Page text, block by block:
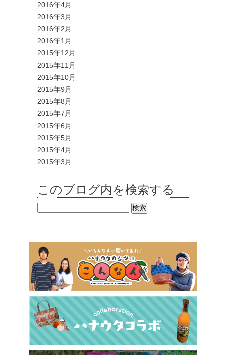
2016年4月
2016年3月
2016年2月
2016年1月
2015年12月
2015年11月
2015年10月
2015年9月
2015年8月
2015年7月
2015年6月
2015年5月
2015年4月
2015年3月
このブログ内を検索する